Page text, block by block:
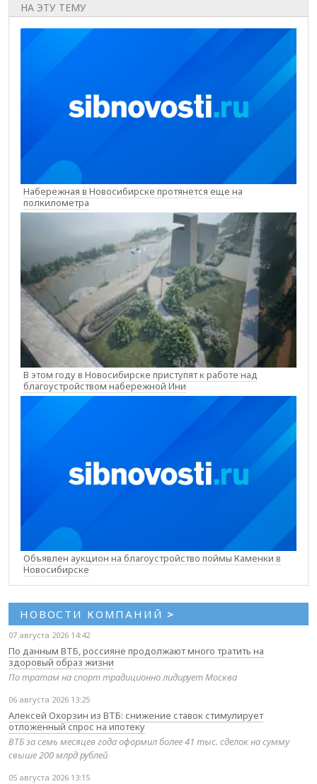
НА ЭТУ ТЕМУ
Набережная в Новосибирске протянется еще на
полкилометра
В этом году в Новосибирске приступят к работе над
благоустройством набережной Ини
Объявлен аукцион на благоустройство поймы Каменки в
Новосибирске
НОВОСТИ КОМПАНИЙ >
07 августа 2026 14:42
По данным ВТБ, россияне продолжают много тратить на
здоровый образ жизни
По тратам на спорт традиционно лидирует Москва
06 августа 2026 13:25
Алексей Охорзин из ВТБ: снижение ставок стимулирует
отложенный спрос на ипотеку
ВТБ за семь месяцев года оформил более 41 тыс. сделок на сумму
свыше 200 млрд рублей
05 августа 2026 13:15